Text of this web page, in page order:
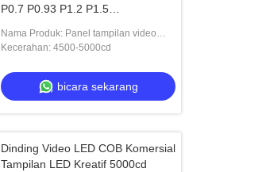
P0.7 P0.93 P1.2 P1.5
Nama Produk: Panel tampilan video
LED
Kecerahan: 4500-5000cd
bicara sekarang
Dinding Video LED COB Komersial
Tampilan LED Kreatif 5000cd